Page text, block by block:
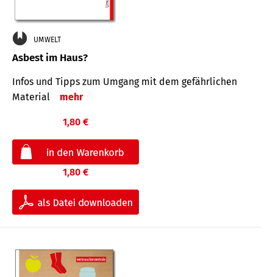
UMWELT
Asbest im Haus?
Infos und Tipps zum Um­gang mit dem ge­fähr­lichen
Mate­rial
mehr
1,80 €
1,80 €